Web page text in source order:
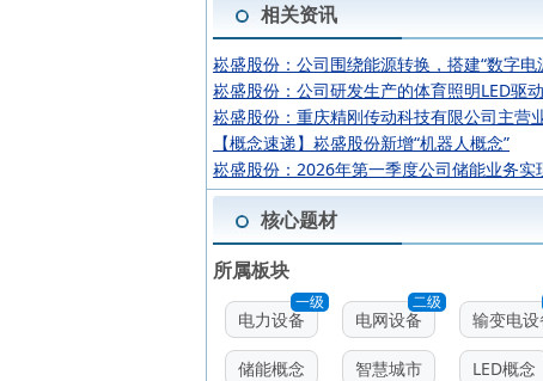
相关资讯
崧盛股份：公司围绕能源转换，搭建“数字
崧盛股份：公司研发生产的体育照明LED驱
崧盛股份：重庆精刚传动科技有限公司主营
【概念速递】崧盛股份新增“机器人概念”
崧盛股份：2026年第一季度公司储能业务
核心题材
所属板块
一级
电力设备
二级
电网设备 输变电
储能概念 智慧城市 LED概念